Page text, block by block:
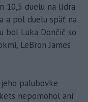
10,5 duelu na lídra
a pol duelu späť na
bol Luka Dončič so
LeBron James
palubovke
nepomohol ani